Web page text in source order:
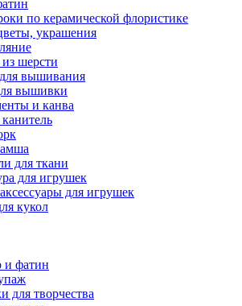
по керамической флористике
украшения
шерсти
вышивания
вышивки
и канва
для ткани
для игрушек
для игрушек
кукол
и фатин
для творчества